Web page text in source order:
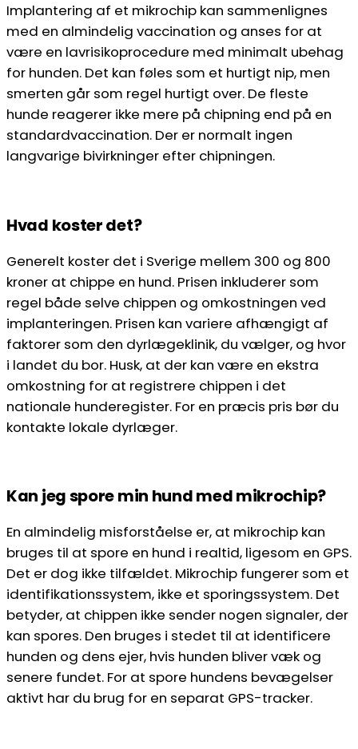
Implantering af et mikrochip kan sammenlignes
med en almindelig vaccination og anses for at
være en lavrisikoprocedure med minimalt ubehag
for hunden. Det kan føles som et hurtigt nip, men
smerten går som regel hurtigt over. De fleste
hunde reagerer ikke mere på chipning end på en
standardvaccination. Der er normalt ingen
langvarige bivirkninger efter chipningen.
Hvad koster det?
Generelt koster det i Sverige mellem 300 og 800
kroner at chippe en hund. Prisen inkluderer som
regel både selve chippen og omkostningen ved
implanteringen. Prisen kan variere afhængigt af
faktorer som den dyrlægeklinik, du vælger, og hvor
i landet du bor. Husk, at der kan være en ekstra
omkostning for at registrere chippen i det
nationale hunderegister. For en præcis pris bør du
kontakte lokale dyrlæger.
Kan jeg spore min hund med mikrochip?
En almindelig misforståelse er, at mikrochip kan
bruges til at spore en hund i realtid, ligesom en GPS.
Det er dog ikke tilfældet. Mikrochip fungerer som et
identifikationssystem, ikke et sporingssystem. Det
betyder, at chippen ikke sender nogen signaler, der
kan spores. Den bruges i stedet til at identificere
hunden og dens ejer, hvis hunden bliver væk og
senere fundet. For at spore hundens bevægelser
aktivt har du brug for en separat GPS-tracker.